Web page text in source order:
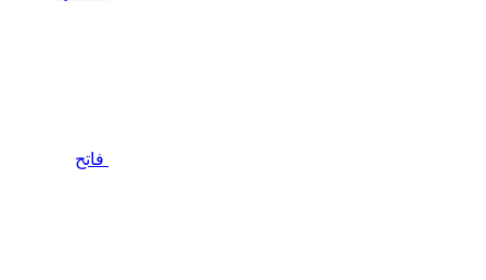
فاتح